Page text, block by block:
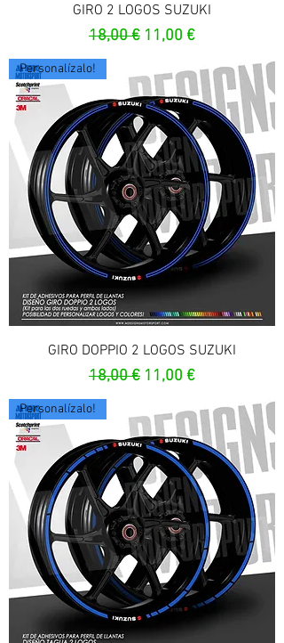
GIRO 2 LOGOS SUZUKI
Prezzo regolare
18,00 € Prezzo scontato
11,00 €
Personalízalo!
GIRO DOPPIO 2 LOGOS SUZUKI
Prezzo regolare
18,00 € Prezzo scontato
11,00 €
Personalízalo!